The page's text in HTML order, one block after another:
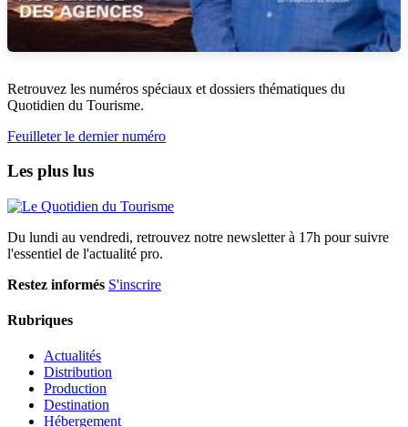
Retrouvez les numéros spéciaux et dossiers thématiques du
Quotidien du Tourisme.
Feuilleter le dernier numéro
Les plus lus
Du lundi au vendredi, retrouvez notre newsletter à 17h pour suivre
l'essentiel de l'actualité pro.
Restez informés S'inscrire
Rubriques
Actualités
Distribution
Production
Destination
Hébergement